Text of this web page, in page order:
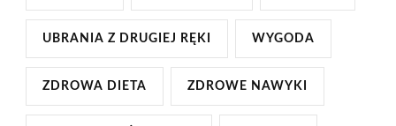
UBRANIA Z DRUGIEJ RĘKI WYGODA
ZDROWA DIETA ZDROWE NAWYKI